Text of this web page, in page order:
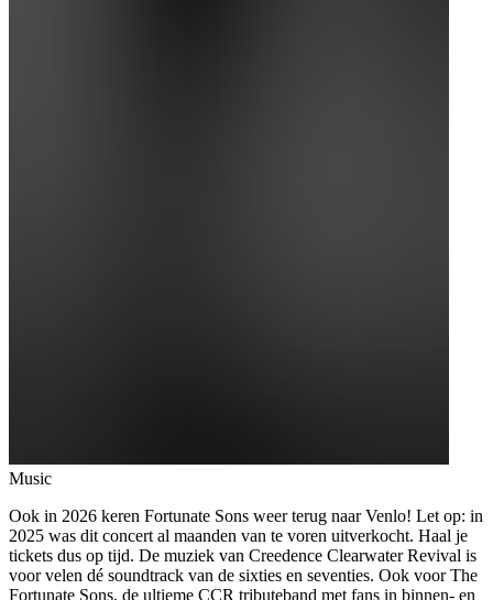
Music
Ook in 2026 keren Fortunate Sons weer terug naar Venlo! Let op: in
2025 was dit concert al maanden van te voren uitverkocht. Haal je
tickets dus op tijd. De muziek van Creedence Clearwater Revival is
voor velen dé soundtrack van de sixties en seventies. Ook voor The
Fortunate Sons, de ultieme CCR tributeband met fans in binnen- en